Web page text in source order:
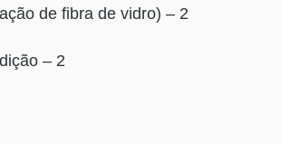
de fibra de vidro) – 2
– 2